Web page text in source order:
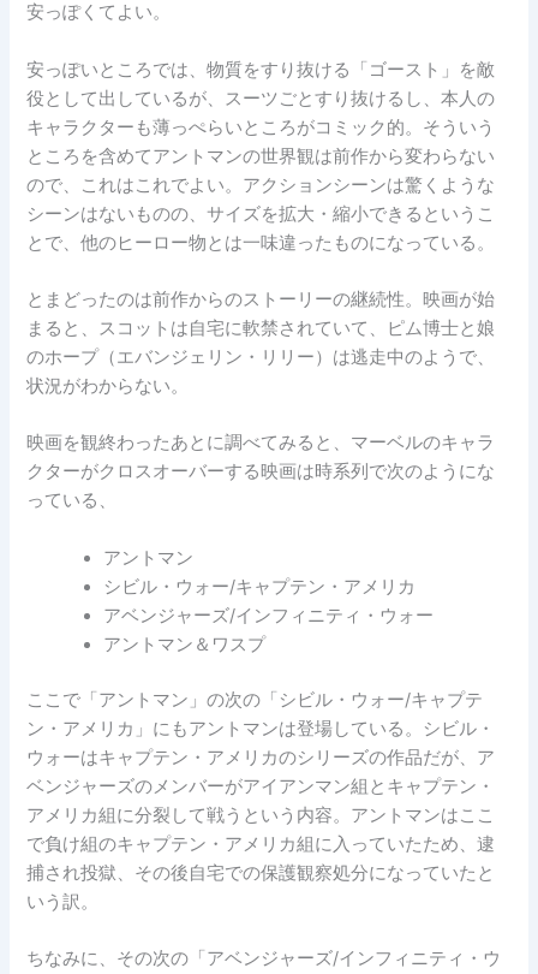
安っぽくてよい。
安っぽいところでは、物質をすり抜ける「ゴースト」を敵
役として出しているが、スーツごとすり抜けるし、本人の
キャラクターも薄っぺらいところがコミック的。そういう
ところを含めてアントマンの世界観は前作から変わらない
ので、これはこれでよい。アクションシーンは驚くような
シーンはないものの、サイズを拡大・縮小できるというこ
とで、他のヒーロー物とは一味違ったものになっている。
とまどったのは前作からのストーリーの継続性。映画が始
まると、スコットは自宅に軟禁されていて、ピム博士と娘
のホープ（エバンジェリン・リリー）は逃走中のようで、
状況がわからない。
映画を観終わったあとに調べてみると、マーベルのキャラ
クターがクロスオーバーする映画は時系列で次のようにな
っている、
アントマン
シビル・ウォー/キャプテン・アメリカ
アベンジャーズ/インフィニティ・ウォー
アントマン＆ワスプ
ここで「アントマン」の次の「シビル・ウォー/キャプテ
ン・アメリカ」にもアントマンは登場している。シビル・
ウォーはキャプテン・アメリカのシリーズの作品だが、ア
ベンジャーズのメンバーがアイアンマン組とキャプテン・
アメリカ組に分裂して戦うという内容。アントマンはここ
で負け組のキャプテン・アメリカ組に入っていたため、逮
捕され投獄、その後自宅での保護観察処分になっていたと
いう訳。
ちなみに、その次の「アベンジャーズ/インフィニティ・ウ